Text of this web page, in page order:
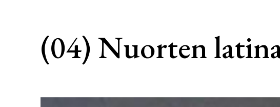
(04) Nuorten